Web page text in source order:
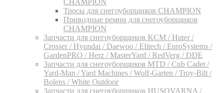
CHAMPION
Тросы для снегоуборщиков CHAMPION
Приводные ремни для снегоуборщиков
CHAMPION
Запчасти для снегоуборщиков KCM / Huter /
Crosser / Hyundai / Daewoo / Elitech / EuroSystems /
GardenPRO / Herz / MasterYard / RedVerg / DDE
Запчасти для снегоуборщиков MTD / Cub Cadet /
Yard-Man / Yard Machines / Wolf-Garten / Troy-Bilt /
Bolens / White Outdoor
Запчасти для снегоуборщиков HUSQVARNA /